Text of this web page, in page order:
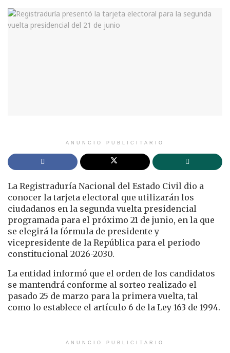
ANUNCIO PUBLICITARIO
La Registraduría Nacional del Estado Civil dio a
conocer la tarjeta electoral que utilizarán los
ciudadanos en la segunda vuelta presidencial
programada para el próximo 21 de junio, en la que
se elegirá la fórmula de presidente y
vicepresidente de la República para el periodo
constitucional 2026-2030.
La entidad informó que el orden de los candidatos
se mantendrá conforme al sorteo realizado el
pasado 25 de marzo para la primera vuelta, tal
como lo establece el artículo 6 de la Ley 163 de 1994.
ANUNCIO PUBLICITARIO